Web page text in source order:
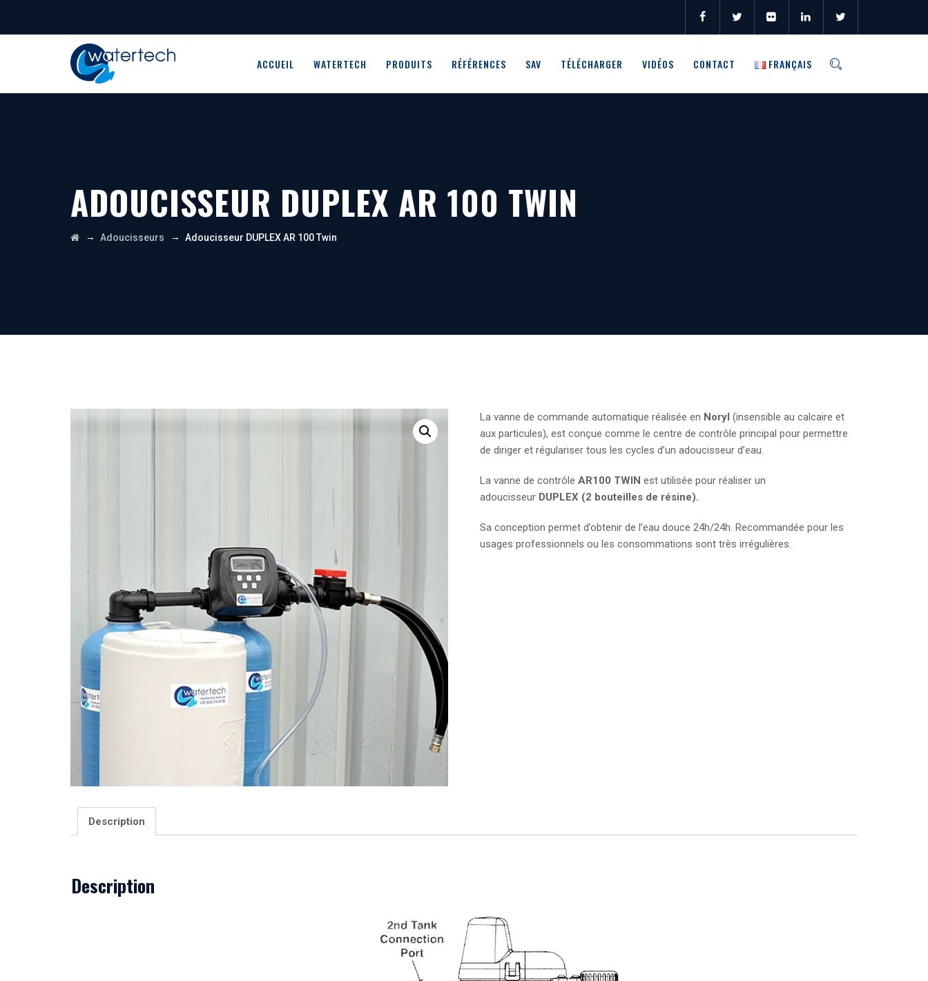
ACCUEIL WATERTECH PRODUITS RÉFÉRENCES SAV TÉLÉCHARGER VIDÉOS CONTACT FRANÇAIS
ADOUCISSEUR DUPLEX AR 100 TWIN
→ Adoucisseurs → Adoucisseur DUPLEX AR 100 Twin
La vanne de commande automatique réalisée en Noryl (insensible au calcaire et
aux particules), est conçue comme le centre de contrôle principal pour permettre
de diriger et régulariser tous les cycles d’un adoucisseur d’eau.
La vanne de contrôle AR100 TWIN est utilisée pour réaliser un
adoucisseur DUPLEX (2 bouteilles de résine).
Sa conception permet d’obtenir de l’eau douce 24h/24h. Recommandée pour les
usages professionnels ou les consommations sont très irrégulières.
Description
Description